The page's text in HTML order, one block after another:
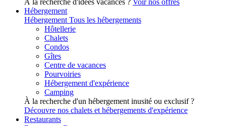
Hébergement
Hébergement Tous les hébergements
Hôtellerie
Chalets
Condos
Gîtes
Centre de vacances
Pourvoiries
Hébergement d'expérience
Camping
À la recherche d'un hébergement inusité ou exclusif ?
Découvre nos chalets et hébergements d'expérience
Restaurants